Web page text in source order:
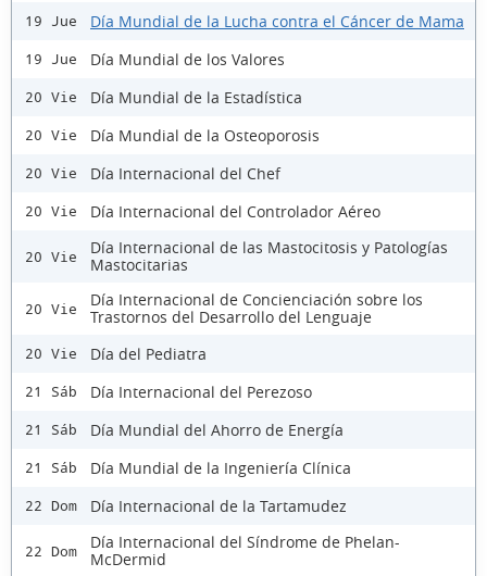
19 Jue Día Mundial de la Lucha contra el Cáncer de Mama
19 Jue Día Mundial de los Valores
20 Vie Día Mundial de la Estadística
20 Vie Día Mundial de la Osteoporosis
20 Vie Día Internacional del Chef
20 Vie Día Internacional del Controlador Aéreo
20 Vie
Día Internacional de las Mastocitosis y Patologías
Mastocitarias
20 Vie
Día Internacional de Concienciación sobre los
Trastornos del Desarrollo del Lenguaje
20 Vie Día del Pediatra
21 Sáb Día Internacional del Perezoso
21 Sáb Día Mundial del Ahorro de Energía
21 Sáb Día Mundial de la Ingeniería Clínica
22 Dom Día Internacional de la Tartamudez
22 Dom
Día Internacional del Síndrome de Phelan-
McDermid